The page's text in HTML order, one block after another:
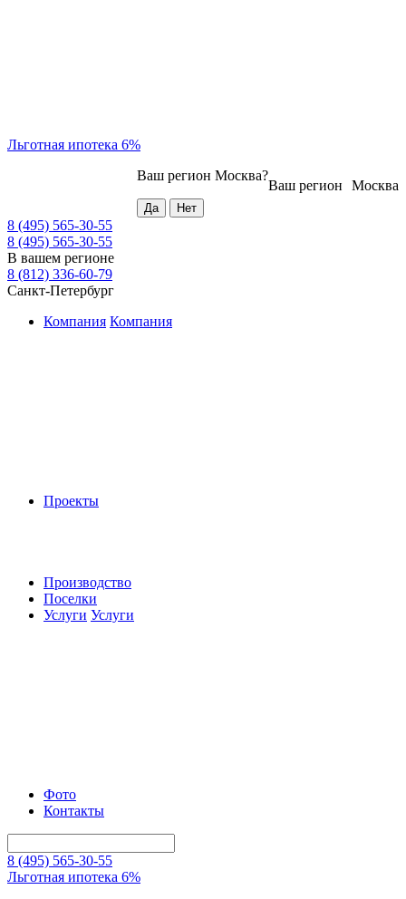
Льготная ипотека 6%
Москва
Ваш регион
Ваш регион Москва?
8 (495) 565-30-55
8 (495) 565-30-55
В вашем регионе
8 (812) 336-60-79
Санкт-Петербург
Компания Компания
Проекты
Производство
Поселки
Услуги Услуги
Фото
Контакты
8 (495) 565-30-55
Льготная ипотека 6%